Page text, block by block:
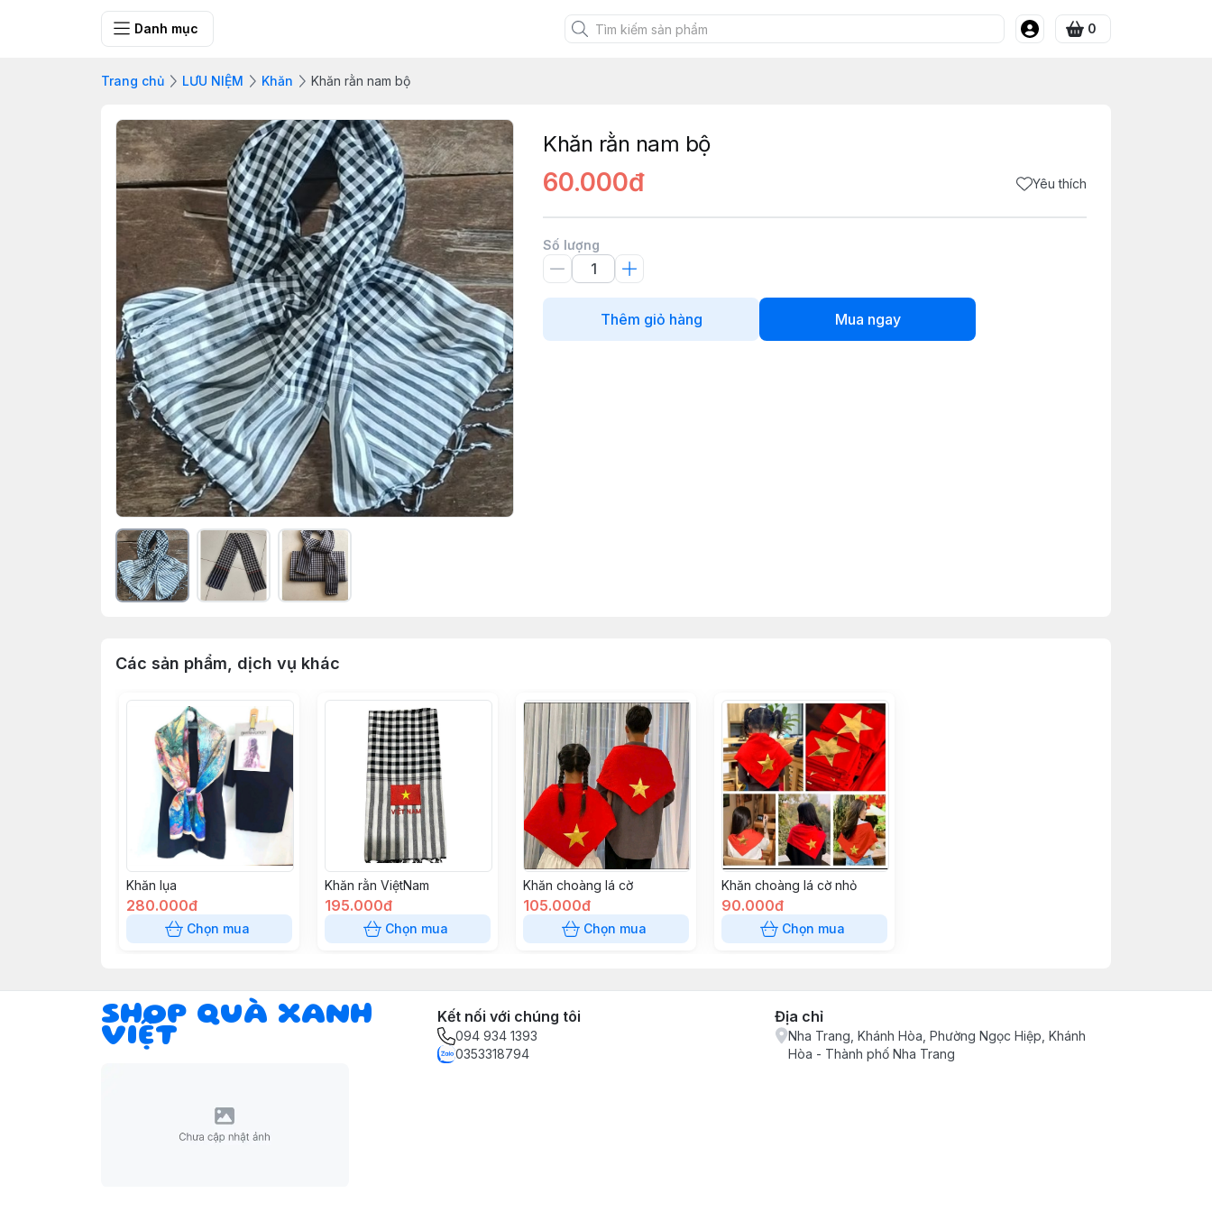
Danh mục 0
Trang chủ LƯU NIỆM Khăn Khăn rằn nam bộ
Khăn rằn nam bộ
60.000đ Yêu thích
Số lượng
Thêm giỏ hàng Mua ngay
Các sản phẩm, dịch vụ khác
Khăn lụa
280.000đ
Chọn mua
Khăn rằn ViệtNam
195.000đ
Chọn mua
Khăn choàng lá cờ
105.000đ
Chọn mua
Khăn choàng lá cờ nhỏ
90.000đ
Chọn mua
SHOP QUÀ XANH
VIỆT
Kết nối với chúng tôi
094 934 1393
0353318794
Địa chỉ
Nha Trang, Khánh Hòa, Phường Ngọc Hiệp, Khánh
Hòa - Thành phố Nha Trang